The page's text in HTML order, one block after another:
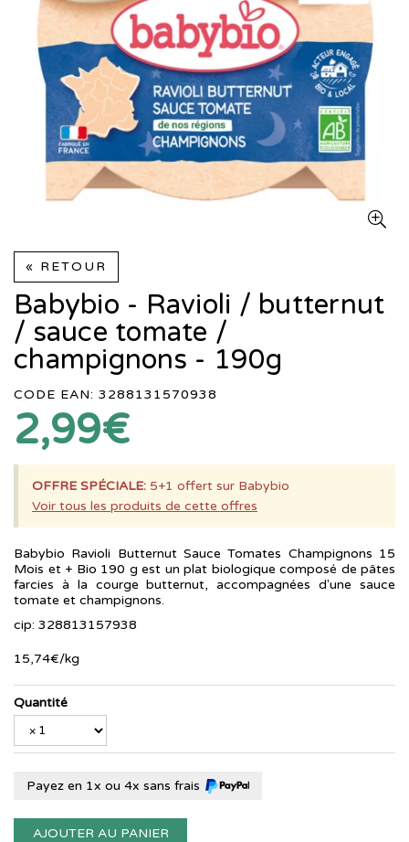
« RETOUR
Babybio - Ravioli / butternut
/ sauce tomate /
champignons - 190g
CODE EAN: 3288131570938
2,99€
OFFRE SPÉCIALE: 5+1 offert sur Babybio
Voir tous les produits de cette offres
Babybio Ravioli Butternut Sauce Tomates Champignons 15
Mois et + Bio 190 g est un plat biologique composé de pâtes
farcies à la courge butternut, accompagnées d'une sauce
tomate et champignons.
cip: 328813157938
15,74€/kg
Quantité
Payez en 1x ou 4x sans frais
AJOUTER AU PANIER